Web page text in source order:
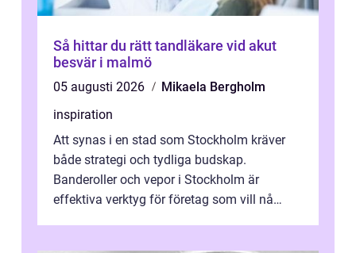
Så hittar du rätt tandläkare vid akut
besvär i malmö
05 augusti 2026
Mikaela Bergholm
inspiration
Att synas i en stad som Stockholm kräver
både strategi och tydliga budskap.
Banderoller och vepor i Stockholm är
effektiva verktyg för företag som vill nå